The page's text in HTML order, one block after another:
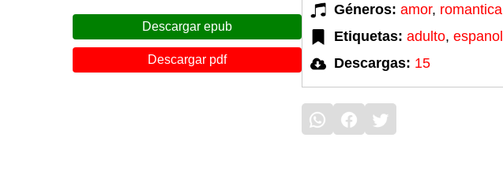
Descargar epub
Descargar pdf
Géneros: amor, romantica
Etiquetas: adulto, espanol
Descargas: 15